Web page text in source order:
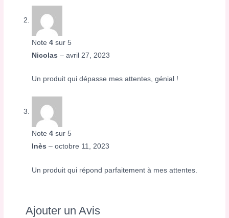
Note4 sur 5
Nicolas– avril 27, 2023
Un produit qui dépasse mes attentes, génial !
Note4 sur 5
Inès– octobre 11, 2023
Un produit qui répond parfaitement à mes attentes.
Ajouter un Avis